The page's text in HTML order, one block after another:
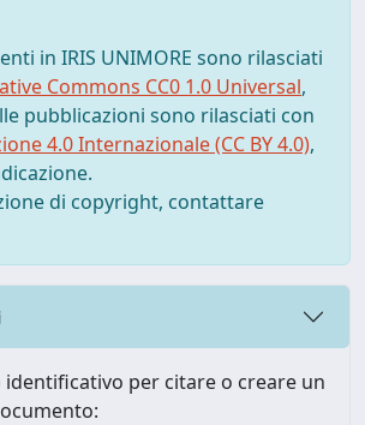
in IRIS UNIMORE sono rilasciati
Commons CC0 1.0 Universal,
pubblicazioni sono rilasciati con
4.0 Internazionale (CC BY 4.0),
di copyright, contattare
identificativo per citare o creare un